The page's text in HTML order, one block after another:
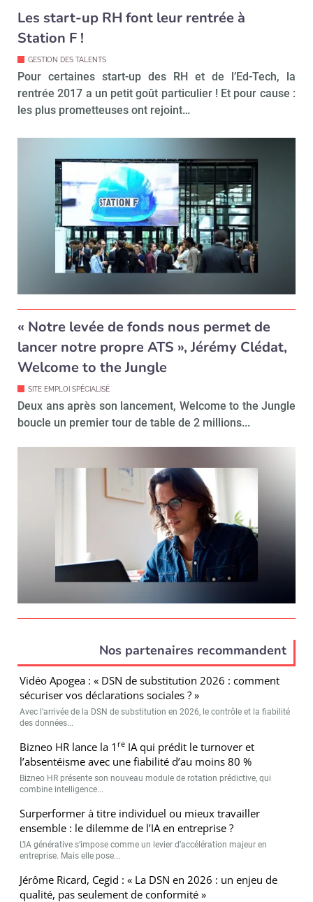
Les start-up RH font leur rentrée à
Station F !
GESTION DES TALENTS
Pour certaines start-up des RH et de l’Ed-Tech, la
rentrée 2017 a un petit goût particulier ! Et pour cause :
les plus prometteuses ont rejoint…
« Notre levée de fonds nous permet de
lancer notre propre ATS », Jérémy Clédat,
Welcome to the Jungle
SITE EMPLOI SPÉCIALISÉ
Deux ans après son lancement, Welcome to the Jungle
boucle un premier tour de table de 2 millions...
Nos partenaires recommandent
Vidéo Apogea : « DSN de substitution 2026 : comment
sécuriser vos déclarations sociales ? »
Avec l’arrivée de la DSN de substitution en 2026, le contrôle et la fiabilité
des données...
Bizneo HR lance la 1 re IA qui prédit le turnover et
l’absentéisme avec une fiabilité d’au moins 80 %
Bizneo HR présente son nouveau module de rotation prédictive, qui
combine intelligence...
Surperformer à titre individuel ou mieux travailler
ensemble : le dilemme de l’IA en entreprise ?
L’IA générative s’impose comme un levier d’accélération majeur en
entreprise. Mais elle pose...
Jérôme Ricard, Cegid : « La DSN en 2026 : un enjeu de
qualité, pas seulement de conformité »
Non merci, je reçois déjà
!
Je déciderai plus